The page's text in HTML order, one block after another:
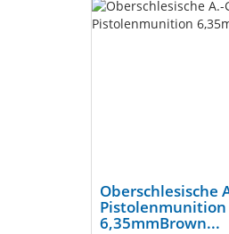
Oberschlesische
Pistolenmunition
6,35mmBrown...